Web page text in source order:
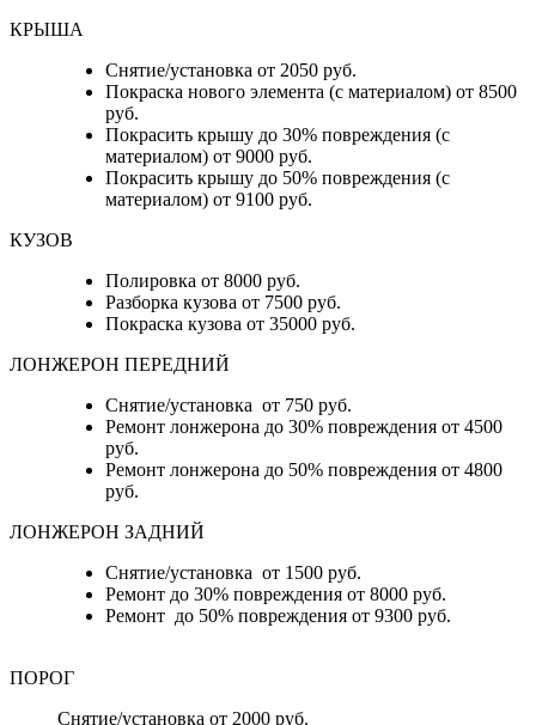
КРЫША
Снятие/установка от 2050 руб.
Покраска нового элемента (с материалом) от 8500
руб.
Покрасить крышу до 30% повреждения (с
материалом) от 9000 руб.
Покрасить крышу до 50% повреждения (с
материалом) от 9100 руб.
КУЗОВ
Полировка от 8000 руб.
Разборка кузова от 7500 руб.
Покраска кузова от 35000 руб.
ЛОНЖЕРОН ПЕРЕДНИЙ
Снятие/установка от 750 руб.
Ремонт лонжерона до 30% повреждения от 4500
руб.
Ремонт лонжерона до 50% повреждения от 4800
руб.
ЛОНЖЕРОН ЗАДНИЙ
Снятие/установка от 1500 руб.
Ремонт до 30% повреждения от 8000 руб.
Ремонт до 50% повреждения от 9300 руб.
ПОРОГ
Снятие/установка от 2000 руб.